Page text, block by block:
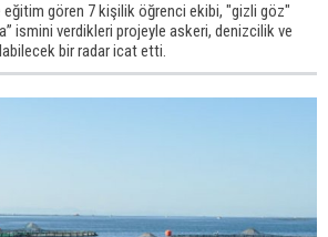
eğitim gören 7 kişilik öğrenci ekibi, "gizli göz"
ismini verdikleri projeyle askeri, denizcilik ve
bir radar icat etti.